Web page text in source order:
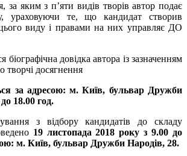
за яким з п’яти видів творів автор подає
ураховуючи те, що кандидат створив
виду і правами на них управляє ДО
біографічна довідка автора із зазначенням
творчі досягнення
за адресою: м. Київ, бульвар Дружби
18.00 год.
з відбору кандидатів до складу
19 листопада 2018 року з 9.00 до
м. Київ, бульвар Дружби Народів, 28.